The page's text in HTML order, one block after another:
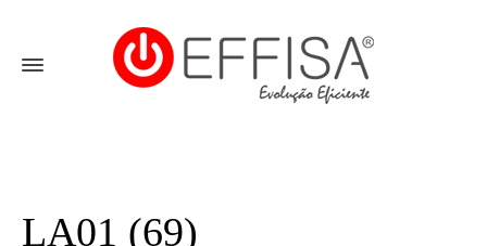
LA01 (69)